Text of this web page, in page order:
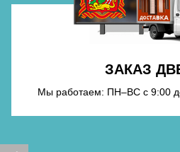
Хочу такую
ЗАКАЗ
Мы работаем: ПН–ВС с 9:00